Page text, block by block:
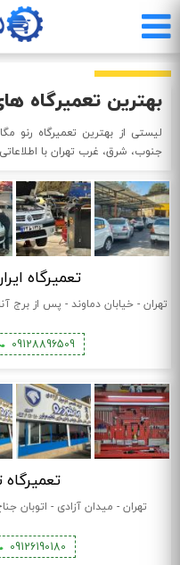
بهترین تعمیرگاه
جنوب، شرق، غرب تهران با
تعمیرگاه
تهران - خیابان دماوند - پس از برج
09128896509
تهران - میدان آزادی - اتوبان
09126190180